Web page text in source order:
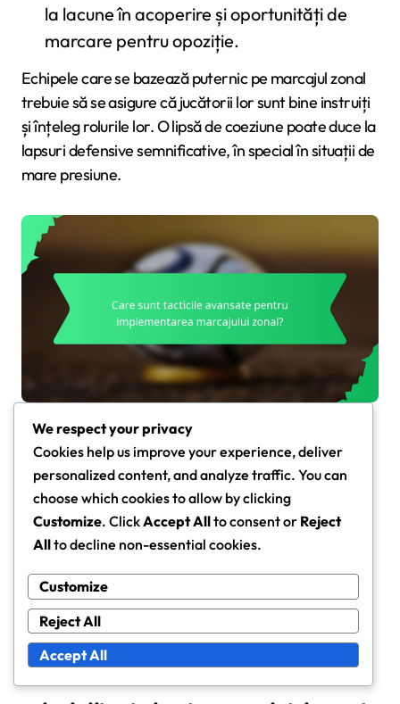
la lacune în acoperire și oportunități de
marcare pentru opoziție.
Echipele care se bazează puternic pe marcajul zonal
trebuie să se asigure că jucătorii lor sunt bine instruiți
și înțeleg rolurile lor. O lipsă de coeziune poate duce la
lapsuri defensive semnificative, în special în situații de
mare presiune.
Care sunt tacticile avansate
pentru implementarea
marcajului zonal?
Marcajul zonal este o strategie defensivă în care
degrabă decât să marcheze adversari individuali.
Această abordare pune accent pe conștientizarea
spațială și poziționare pentru a neutraliza eficient
amenințările și a menține formația echipei.
We respect your privacy
Cookies help us improve your experience, deliver
personalized content, and analyze traffic. You can
choose which cookies to allow by clicking
Customize. ClickAccept Allto consent or Reject
Allto decline non-essential cookies.
Customize
Reject All
Accept All